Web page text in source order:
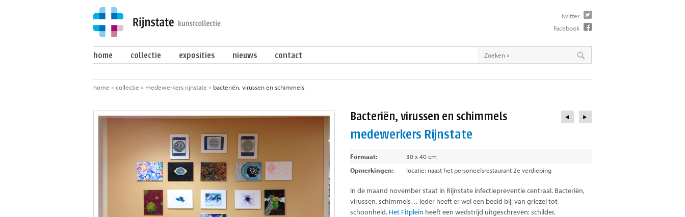
Twitter
Facebook
home collectie exposities nieuws contact
home » collectie » medewerkers rijnstate » bacteriën, virussen en schimmels
Bacteriën, virussen en schimmels
medewerkers Rijnstate
Formaat:
30 x 40 cm
Opmerkingen:
locatie: naast het personeelsrestaurant 2e verdieping
In de maand november staat in Rijnstate infectiepreventie centraal. Bacteriën,
virussen, schimmels… ieder heeft er wel een beeld bij: van griezel tot
schoonheid. Het Fitplein heeft een wedstrijd uitgeschreven: schilder,